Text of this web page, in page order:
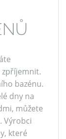
zpříjemnit.
bazénu.
dny na
můžete
Výrobci
které